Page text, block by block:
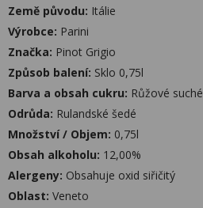
Země původu: Itálie
Výrobce: Parini
Značka: Pinot Grigio
Způsob balení: Sklo 0,75l
Barva a obsah cukru: Růžové suché
Odrůda: Rulandské šedé
Množství / Objem: 0,75l
Obsah alkoholu: 12,00%
Alergeny: Obsahuje oxid siřičitý
Oblast: Veneto